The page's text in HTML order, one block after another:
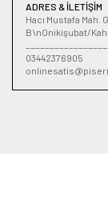
ADRES & İLETIŞIM
Hacı Mustafa Mah.
B\nOnikişubat/
03442376905